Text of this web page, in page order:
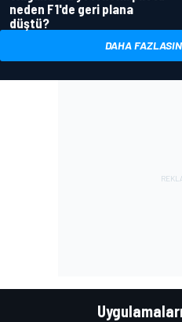
neden F1'de geri plana
düştü?
DAHA